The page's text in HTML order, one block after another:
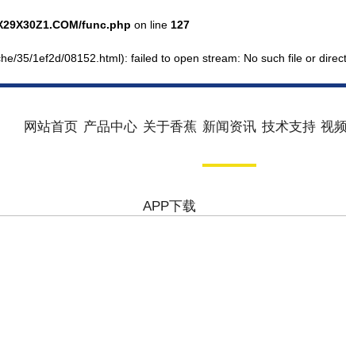
func.php on line 127
35/1ef2d/08152.html): failed to open stream: No such file or
网站首页 产品中心 关于香蕉
APP下载
新闻资讯 技术支持 视